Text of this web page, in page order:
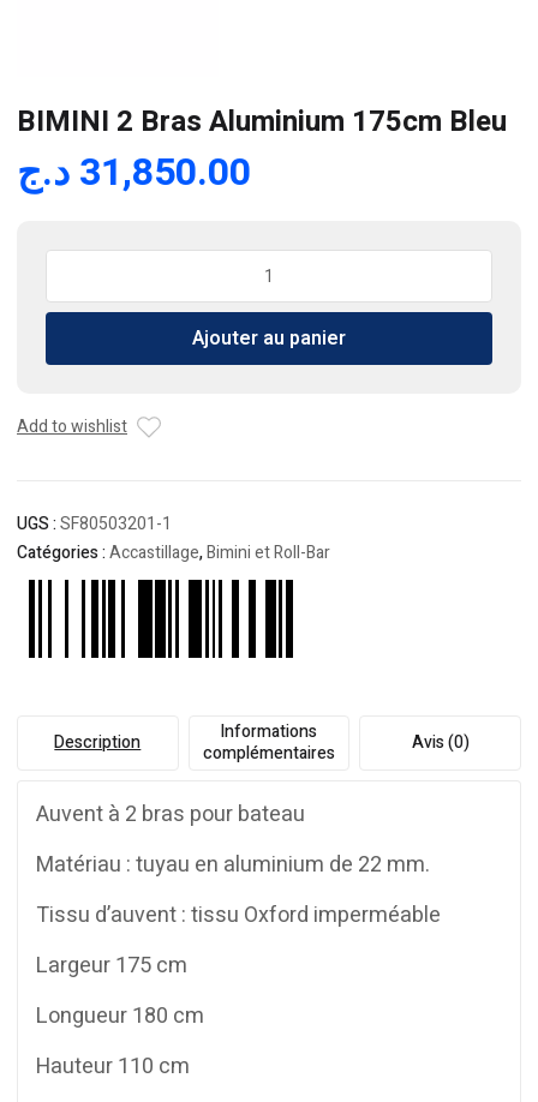
BIMINI 2 Bras Aluminium 175cm Bleu
31,850.00د.ج
BIMINI
Bras
175cm
Ajouter au panier
Add to wishlist
UGS :SF80503201-1
Catégories :Accastillage,Bimini et Roll-Bar
Description
Informations
complémentaires
Avis (0)
Auvent à 2 bras pour bateau
Matériau : tuyau en aluminium de 22 mm.
Tissu d’auvent : tissu Oxford imperméable
Largeur 175 cm
Longueur 180 cm
Hauteur 110 cm